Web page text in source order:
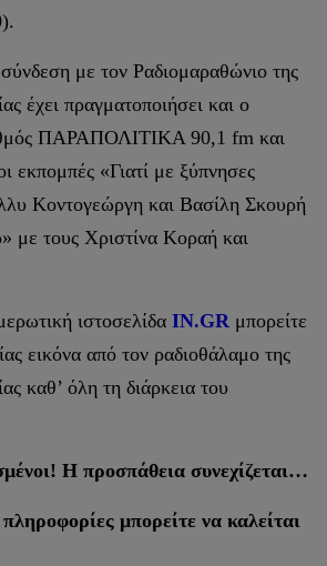
με τον Ραδιομαραθώνιο της
έχει πραγματοποιήσει και ο
ΠΑΡΑΠΟΛΙΤΙΚΑ 90,1 fm και
εκπομπές «Γιατί με ξύπνησες
Κοντογεώργη και Βασίλη Σκουρή
με τους Χριστίνα Κοραή και
ιστοσελίδα IN.GR μπορείτε
εικόνα από τον ραδιοθάλαμο της
καθ’ όλη τη διάρκεια του
Η προσπάθεια συνεχίζεται…
μπορείτε να καλείται